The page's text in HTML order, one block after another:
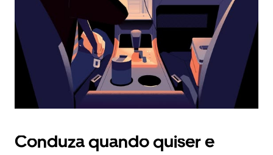
o
calendário.
Conduza quando quiser e